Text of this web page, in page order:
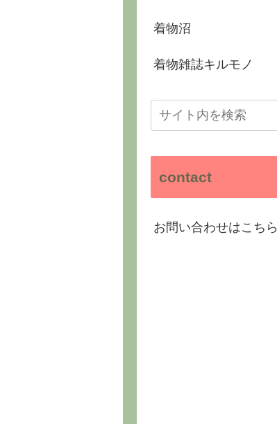
着物沼
着物雑誌キルモノ
contact
お問い合わせはこちら